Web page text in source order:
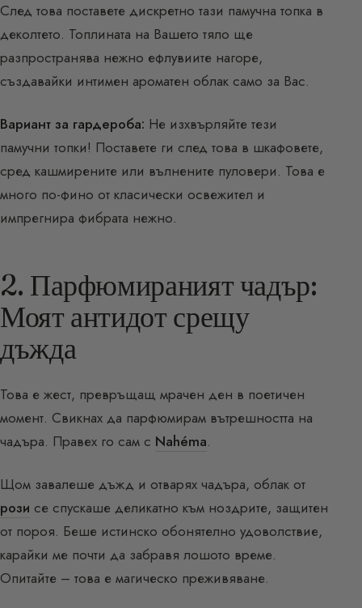
След това поставете дискретно тази памучна топка в
деколтето. Топлината на Вашето тяло ще
разпространява нежно ефлувиите нагоре,
създавайки интимен ароматен облак само за Вас.
Вариант за гардероба: Не изхвърляйте тези
памучни топки! Поставете ги след това в шкафовете,
сред кашмирените или вълнените пуловери. Това е
много по-фино от класически освежител и
импрегнира фибрата нежно.
2. Парфюмираният чадър:
Моят антидот срещу
дъжда
Това е жест, превръщащ мрачен ден в поетичен
момент. Свикнах да парфюмирам вътрешността на
чадъра. Правех го сам с Nahéma.
Щом завалеше дъжд и отварях чадъра, облак от
рози се спускаше деликатно към ноздрите, защитен
от пороя. Беше истинско обонятелно удоволствие,
карайки ме почти да забравя лошото време.
Опитайте – това е магическо преживяване.